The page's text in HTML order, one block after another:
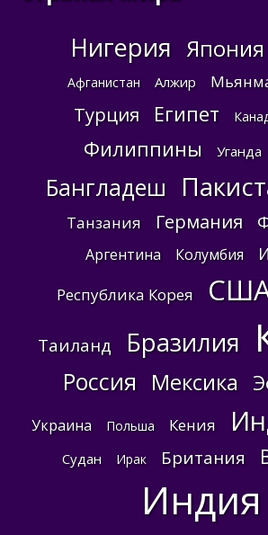
Нигерия Япония
Афганистан
Алжир
Турция Египет
Филиппины Уганда
Бангладеш
Танзания Германия
Аргентина Колумбия
Республика Корея
Таиланд Бразилия
Россия Мексика
Украина Польша Кения
Судан Ирак Британия
Индия